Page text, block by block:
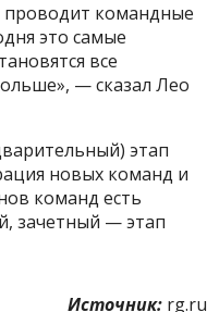
проводит командные
это самые
все
— сказал Лео
этап
новых команд и
команд есть
зачетный — этап
Источник: rg.ru